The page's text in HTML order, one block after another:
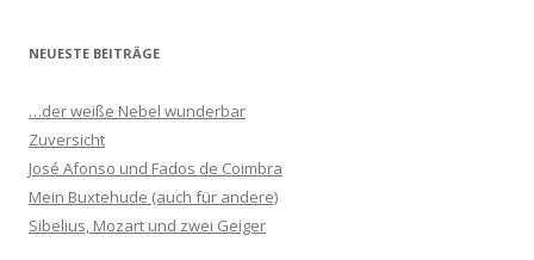
h
n
a
c
h
NEUESTE BEITRÄGE
…der weiße Nebel wunderbar
Zuversicht
José Afonso und Fados de Coimbra
Mein Buxtehude (auch für andere)
Sibelius, Mozart und zwei Geiger